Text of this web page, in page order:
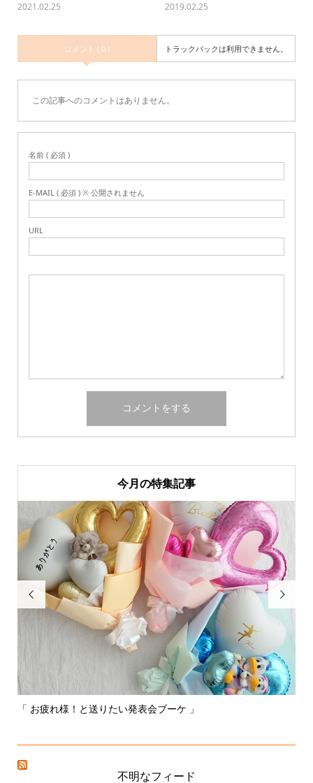
2021.02.25 2019.02.25
コメント ( 0 ) トラックバックは利用できません。
この記事へのコメントはありません。
名前 ( 必須 )
E-MAIL ( 必須 ) ※ 公開されません
URL
今月の特集記事

「 お疲れ様！と送りたい発表会ブーケ 」

不明なフィード